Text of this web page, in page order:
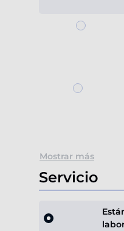
Mostrar más
Servicio